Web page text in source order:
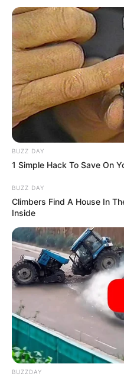
BUZZ DAY
1 Simple Hack To Save On
BUZZ DAY
Climbers Find A House In
Inside
BUZZDAY